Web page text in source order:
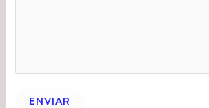
ENVIAR